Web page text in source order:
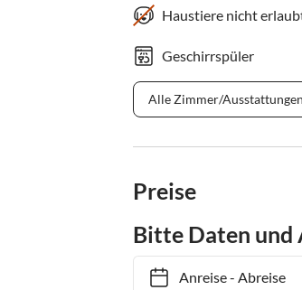
Haustiere nicht
Geschirrspüler
Alle Zimmer/
Preise
Bitte Daten und
Anreise- Abreise